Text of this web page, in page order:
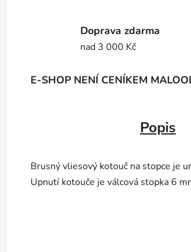
Doprava zdarma
nad 3 000 Kč
E-SHOP NENÍ CENÍKEM
Popis
Brusný vliesový kotouč na stopce je
Upnutí kotouče je válcová stopka 6